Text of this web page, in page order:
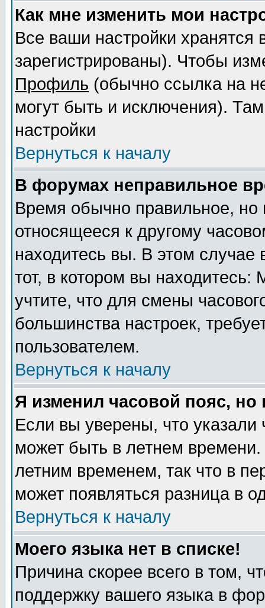
Как мне изменить мои
Все ваши настройки
зарегистрированы). Чтобы
Профиль (обычно ссылка на
могут быть и исключения).
настройки
Вернуться к началу
В форумах неправильное
Время обычно правильное,
относящееся к другому
находитесь вы. В этом
тот, в котором вы
учтите, что для смены
большинства настроек,
пользователем.
Вернуться к началу
Я изменил часовой пояс,
Если вы уверены, что указали
может быть в летнем
летним временем, так что в
может появляться разница в
Вернуться к началу
Моего языка нет в списке!
Причина скорее всего в том,
поддержку вашего языка в